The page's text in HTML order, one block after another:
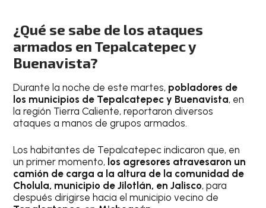
¿Qué se sabe de los ataques
armados en Tepalcatepec y
Buenavista?
Durante la noche de este martes, pobladores de
los municipios de Tepalcatepec y Buenavista, en
la región Tierra Caliente, reportaron diversos
ataques a manos de grupos armados.
Los habitantes de Tepalcatepec indicaron que, en
un primer momento, los agresores atravesaron un
camión de carga a la altura de la comunidad de
Cholula, municipio de Jilotlán, en Jalisco, para
después dirigirse hacia el municipio vecino de